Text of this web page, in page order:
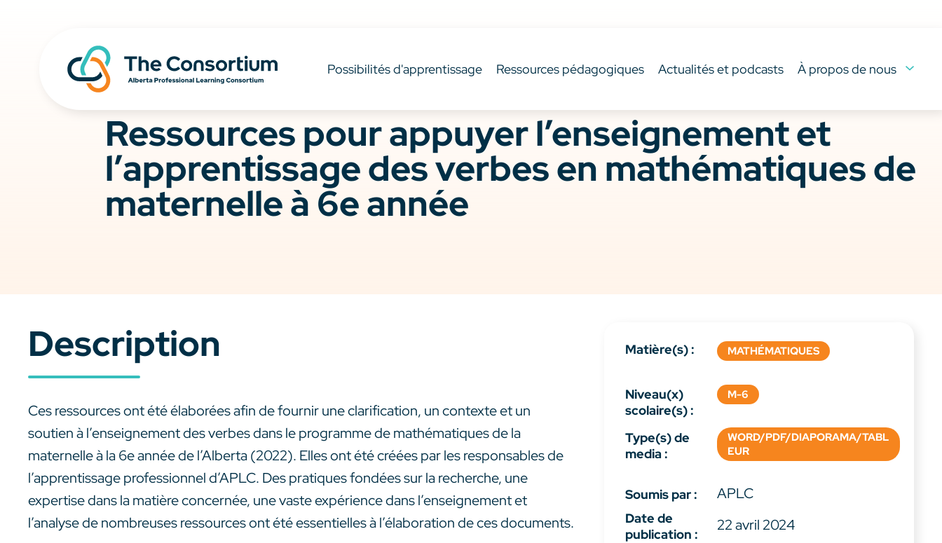
Possibilités d'apprentissage Ressources pédagogiques Actualités et podcasts À propos de nous
Ressources pour appuyer l’enseignement et
l’apprentissage des verbes en mathématiques de
maternelle à 6e année
Description
Ces ressources ont été élaborées afin de fournir une clarification, un contexte et un
soutien à l’enseignement des verbes dans le programme de mathématiques de la
maternelle à la 6e année de l’Alberta (2022). Elles ont été créées par les responsables de
l’apprentissage professionnel d’APLC. Des pratiques fondées sur la recherche, une
expertise dans la matière concernée, une vaste expérience dans l’enseignement et
l’analyse de nombreuses ressources ont été essentielles à l’élaboration de ces documents.
Matière(s) : MATHÉMATIQUES
Niveau(x)
scolaire(s) :
M-6
Type(s) de
media :
WORD/PDF/DIAPORAMA/TABL
EUR
Soumis par : APLC
Date de
publication :
22 avril 2024